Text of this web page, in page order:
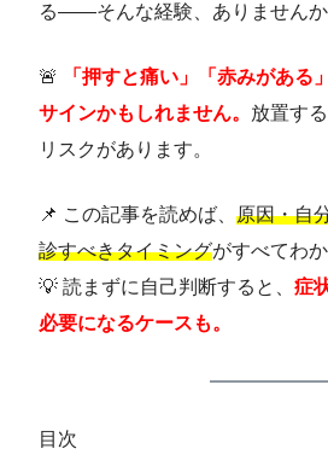
る——そんな経験、ありませんか
🚨
「押すと痛い」「赤みがある
サインかもしれません。 放置す
リスクがあります。
📌 この記事を読めば、 原因・自
診すべきタイミングがすべてわか
💡 読まずに自己判断すると、 症
必要になるケースも。
目次